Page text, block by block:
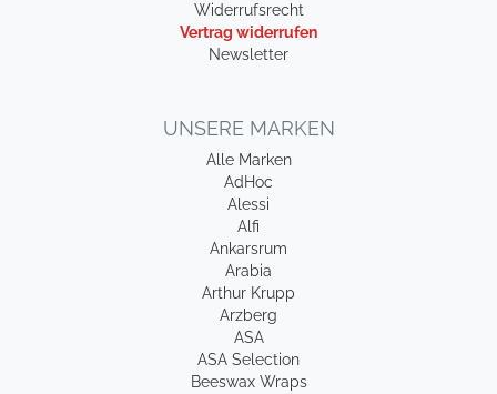
Widerrufsrecht
Vertrag widerrufen
Newsletter
UNSERE MARKEN
Alle Marken
AdHoc
Alessi
Alfi
Ankarsrum
Arabia
Arthur Krupp
Arzberg
ASA
ASA Selection
Beeswax Wraps